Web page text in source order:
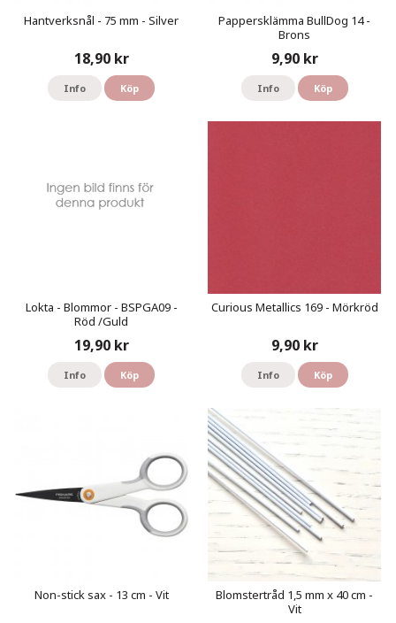
Hantverksnål - 75 mm - Silver
18,90 kr
Info Köp
Pappersklämma BullDog 14 -
Brons
9,90 kr
Info Köp
Lokta - Blommor - BSPGA09 -
Röd /Guld
19,90 kr
Info Köp
Curious Metallics 169 - Mörkröd
9,90 kr
Info Köp
Non-stick sax - 13 cm - Vit
Blomstertråd 1,5 mm x 40 cm -
Vit